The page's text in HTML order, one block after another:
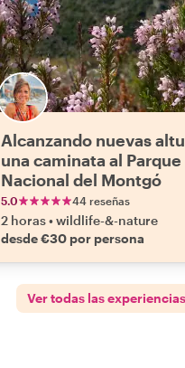
Alcanzando nuevas
una caminata al Parque
Nacional del Montgó
5.0 44 reseñas
2 horas•wildlife-&-nature
desde €30 por persona
Ver todas las experiencias